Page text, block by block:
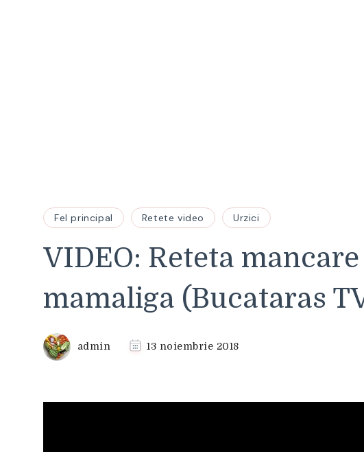
Fel principal Retete video Urzici
VIDEO: Reteta
mamaliga (Bucataras
admin 13 noiembrie 2018